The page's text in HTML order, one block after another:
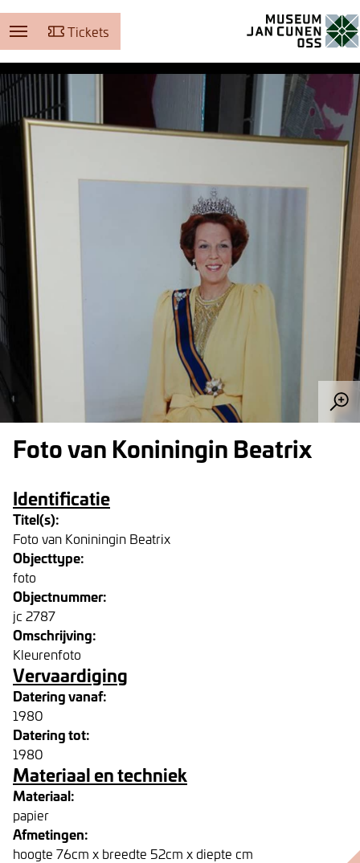
Tickets
Foto van Koniningin Beatrix
Identificatie
Titel(s):
Foto van Koniningin Beatrix
Objecttype:
foto
Objectnummer:
jc 2787
Omschrijving:
Kleurenfoto
Vervaardiging
Datering vanaf:
1980
Datering tot:
1980
Materiaal en techniek
Materiaal:
papier
Afmetingen:
hoogte 76cm x breedte 52cm x diepte cm